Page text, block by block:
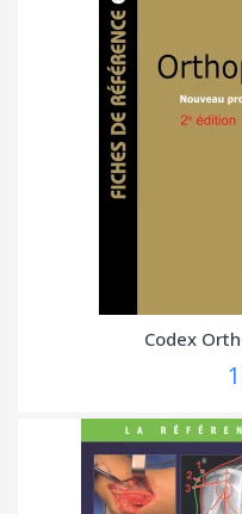
Codex